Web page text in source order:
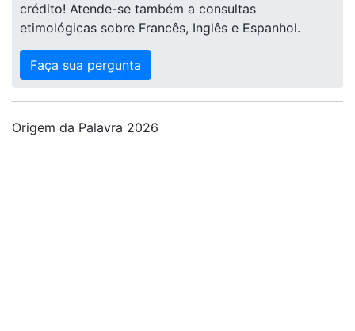
crédito! Atende-se também a consultas
etimológicas sobre Francês, Inglês e Espanhol.
Faça sua pergunta
Origem da Palavra 2026